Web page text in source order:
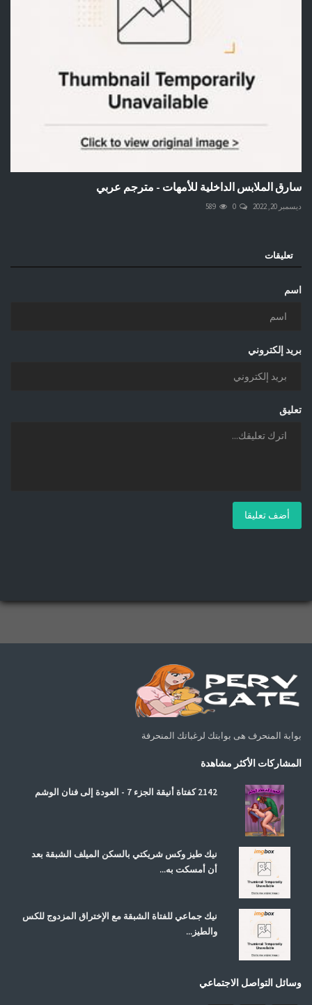
سارق الملابس الداخلية للأمهات - مترجم عربي
ديسمبر 20, 2022 0
589
تعليقات
اسم
بريد إلكتروني
تعليق
أضف تعليقا
بوابة المنحرف هى بوابتك لرغباتك المنحرفة
المشاركات الأكثر مشاهدة
2142 كفتاة أنيقة الجزء 7 - العودة إلى فنان الوشم
نيك طيز وكس شريكتي بالسكن الميلف الشبقة بعد
أن أمسكت به...
نيك جماعي للفتاة الشبقة مع الإختراق المزدوج للكس
والطيز...
وسائل التواصل الاجتماعي